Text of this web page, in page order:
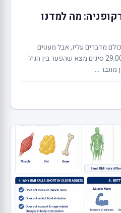
מה למדנו
מדברים עליו, אבל מעטים
מודדים. מחקר חתך גדול על 29,000 סינים מצא שהפער בין הגיל
מוגבר ...